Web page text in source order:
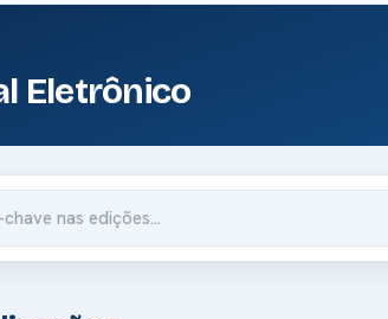
Eletrônico